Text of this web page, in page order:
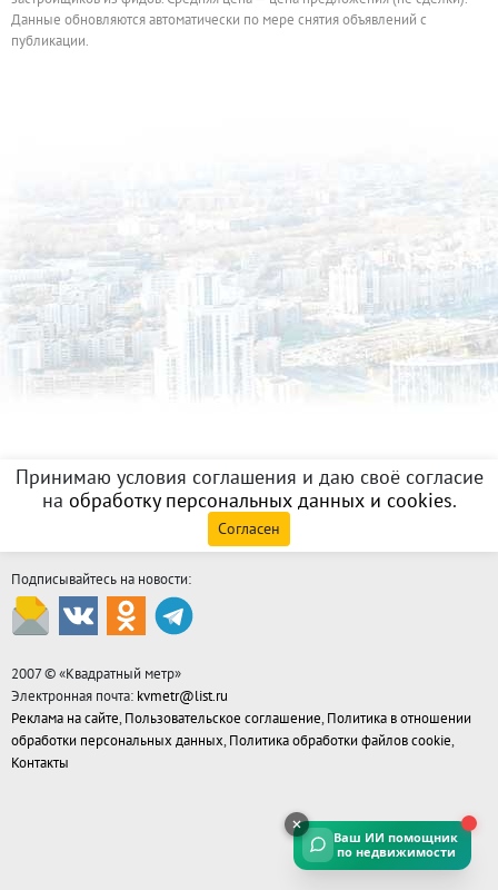
Данные обновляются автоматически по мере снятия объявлений с
публикации.
Принимаю условия соглашения и даю своё согласие
на обработку персональных данных и cookies.
Согласен
Подписывайтесь на новости:
2007 © «Квадратный метр»
Электронная почта: kvmetr@list.ru
Реклама на сайте, Пользовательское соглашение, Политика в отношении
обработки персональных данных, Политика обработки файлов cookie,
Контакты
Ваш ИИ помощник
по недвижимости